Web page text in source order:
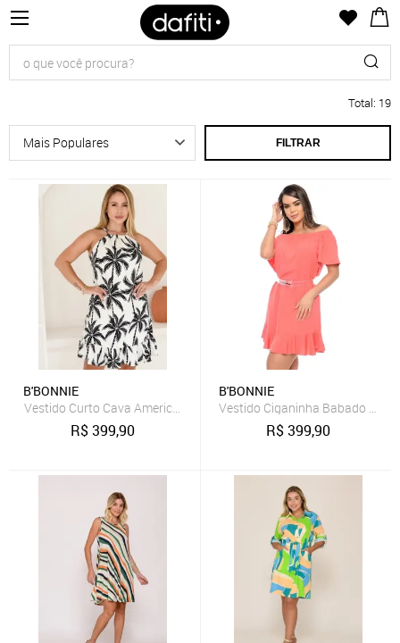
Total: 19
FILTRAR
B'BONNIE
Vestido Curto Cava Americana e Alças B'Bonnie Alana Estampa
R$399,90
B'BONNIE
Vestido Ciganinha Babado na
R$399,90